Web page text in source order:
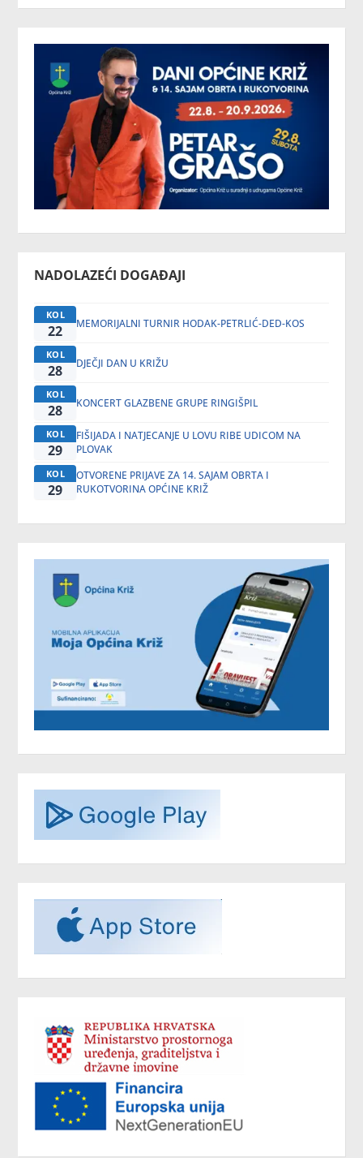
NADOLAZEĆI DOGAĐAJI
KOL
22 MEMORIJALNI TURNIR HODAK-PETRLIĆ-DED-KOS
KOL
28 DJEČJI DAN U KRIŽU
KOL
28 KONCERT GLAZBENE GRUPE RINGIŠPIL
KOL
29
FIŠIJADA I NATJECANJE U LOVU RIBE UDICOM NA
PLOVAK
KOL
29
OTVORENE PRIJAVE ZA 14. SAJAM OBRTA I
RUKOTVORINA OPĆINE KRIŽ